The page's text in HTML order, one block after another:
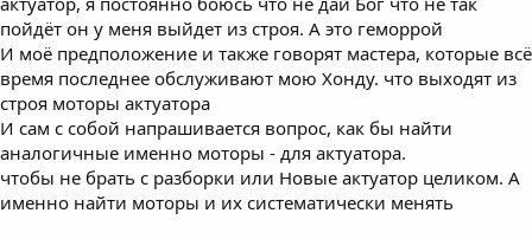
пойдёт он у меня выйдет из строя. А это геморрой
И моё предположение и также говорят мастера, которые всё
время последнее обслуживают мою Хонду. что выходят из
строя моторы актуатора
И сам с собой напрашивается вопрос, как бы найти
аналогичные именно моторы - для актуатора.
чтобы не брать с разборки или Новые актуатор целиком. А
именно найти моторы и их систематически менять